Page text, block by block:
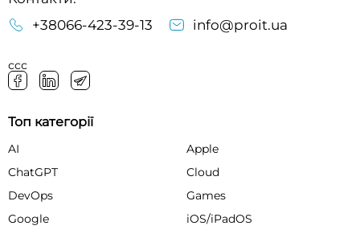
+38066-423-39-13
info@proit.ua
ссс
Топ категорії
AI
Apple
ChatGPT
Cloud
DevOps
Games
Google
iOS/iPadOS